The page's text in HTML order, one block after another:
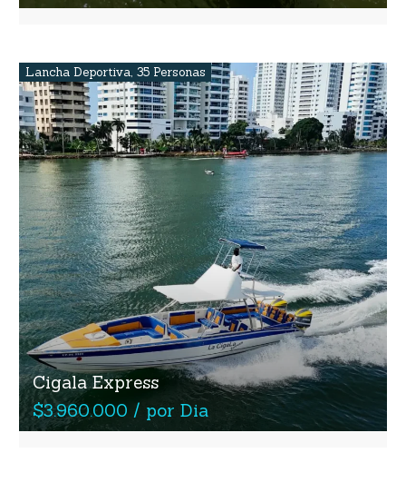
Lancha Deportiva, 35 Personas
Cigala Express
$3.960.000 / por Dia